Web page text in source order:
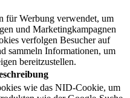
für Werbung verwendet, um
und Marketingkampagnen
verfolgen Besucher auf
sammeln Informationen, um
bereitzustellen.
wie das NID-Cookie, um